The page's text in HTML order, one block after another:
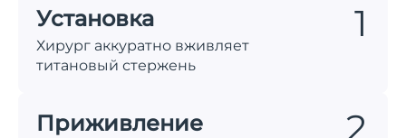
Установка
Хирург аккуратно вживляет
титановый стержень
Приживление